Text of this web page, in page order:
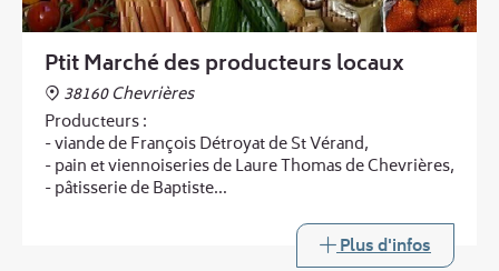
Ptit Marché des producteurs locaux
38160 Chevrières
Producteurs :
- viande de François Détroyat de St Vérand,
- pain et viennoiseries de Laure Thomas de Chevrières,
- pâtisserie de Baptiste
- légumes de Laurent Boucheny de MurinaisPlus d'infos